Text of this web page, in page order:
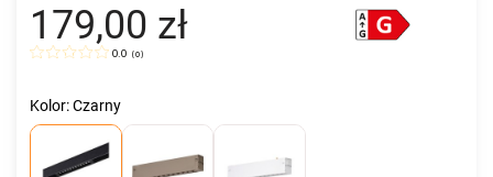
179,00 zł
0.0 (0)
Kolor: Czarny